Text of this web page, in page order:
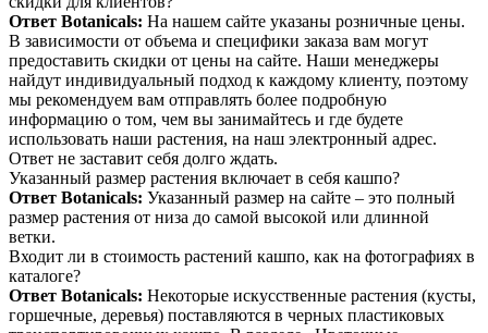
Ответ Botanicals: На нашем сайте указаны розничные цены.
В зависимости от объема и специфики заказа вам могут
предоставить скидки от цены на сайте. Наши менеджеры
найдут индивидуальный подход к каждому клиенту, поэтому
мы рекомендуем вам отправлять более подробную
информацию о том, чем вы занимайтесь и где будете
использовать наши растения, на наш электронный адрес.
Ответ не заставит себя долго ждать.
Указанный размер растения включает в себя кашпо?
Ответ Botanicals: Указанный размер на сайте – это полный
размер растения от низа до самой высокой или длинной
ветки.
Входит ли в стоимость растений кашпо, как на фотографиях в
каталоге?
Ответ Botanicals: Некоторые искусственные растения (кусты,
горшечные, деревья) поставляются в черных пластиковых